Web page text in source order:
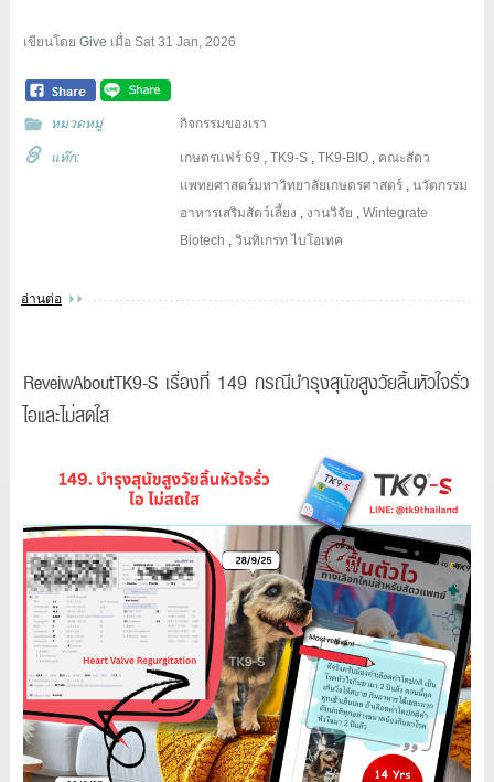
เขียนโดย Give เมื่อ Sat 31 Jan, 2026
หมวดหมู่ กิจกรรมของเรา
แท๊ก: เกษตรแฟร์ 69 ,TK9-S ,TK9-BIO , คณะสัตว
แพทยศาสตร์มหาวิทยาลัยเกษตรศาสตร์ ,นวัตกรรม
อาหารเสริมสัตว์เลี้ยง , งานวิจัย ,Wintegrate
Biotech ,วินทิเกรท ไบโอเทค
อ่านต่อ
ReveiwAboutTK9-S เรื่องที่ 149 กรณีบำรุงสุนัขสูงวัยลิ้นหัวใจรั่ว
ไอและไม่สดใส